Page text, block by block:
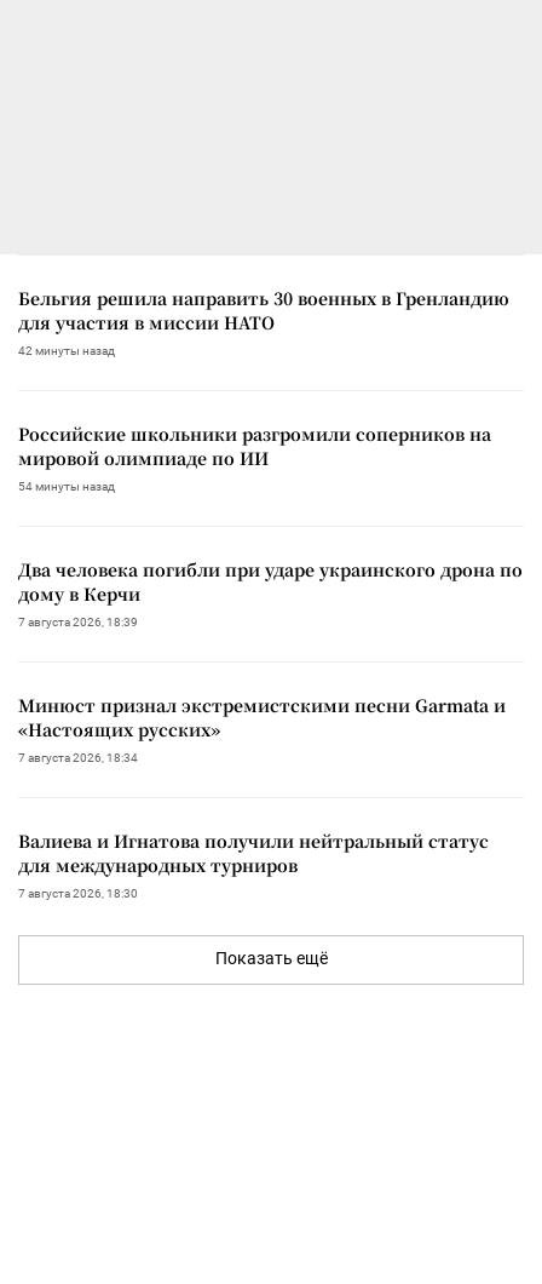
Бельгия решила направить 30 военных в Гренландию
для участия в миссии НАТО
42 минуты назад
Российские школьники разгромили соперников на
мировой олимпиаде по ИИ
54 минуты назад
Два человека погибли при ударе украинского дрона по
дому в Керчи
7 августа 2026, 18:39
Минюст признал экстремистскими песни Garmata и
«Настоящих русских»
7 августа 2026, 18:34
Валиева и Игнатова получили нейтральный статус
для международных турниров
7 августа 2026, 18:30
Показать ещё